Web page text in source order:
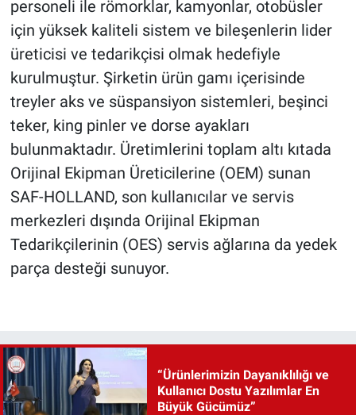
personeli ile römorklar, kamyonlar, otobüsler
için yüksek kaliteli sistem ve bileşenlerin lider
üreticisi ve tedarikçisi olmak hedefiyle
kurulmuştur. Şirketin ürün gamı içerisinde
treyler aks ve süspansiyon sistemleri, beşinci
teker, king pinler ve dorse ayakları
bulunmaktadır. Üretimlerini toplam altı kıtada
Orijinal Ekipman Üreticilerine (OEM) sunan
SAF-HOLLAND, son kullanıcılar ve servis
merkezleri dışında Orijinal Ekipman
Tedarikçilerinin (OES) servis ağlarına da yedek
parça desteği sunuyor.
“Ürünlerimizin Dayanıklılığı ve
Kullanıcı Dostu Yazılımlar En
Büyük Gücümüz”